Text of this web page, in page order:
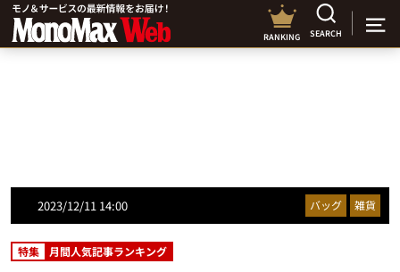
RANKING SEARCH
2023/12/11 14:00 バッグ 雑貨
特集 月間人気記事ランキング